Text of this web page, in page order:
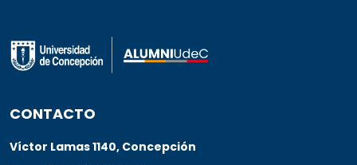
CONTACTO
Víctor Lamas 1140, Concepción